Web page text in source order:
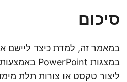
סיכום
במאמר זה, למדת כיצד ליישם
ליצור טקסט או צורות תלת